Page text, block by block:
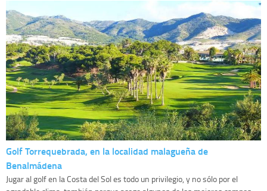
Golf Torrequebrada, en la localidad malagueña de
Benalmádena
Jugar al golf en la Costa del Sol es todo un privilegio, y no sólo por el